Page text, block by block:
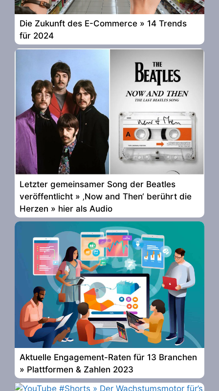
Die Zukunft des E-Commerce » 14 Trends
für 2024
Letzter gemeinsamer Song der Beatles
veröffentlicht » ‚Now and Then‘ berührt die
Herzen » hier als Audio
Aktuelle Engagement-Raten für 13 Branchen
» Plattformen & Zahlen 2023